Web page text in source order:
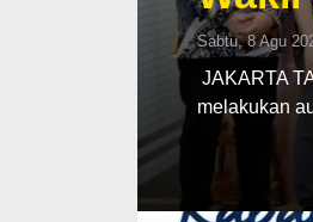
Sabtu, 8 Agu
‎JAKARTA
melakukan